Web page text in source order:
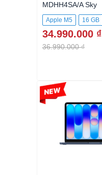
MDHH4SA/A Sky
Apple M5
16 GB
512GB SSD
34.990.000 ₫
36.990.000 ₫
-3%